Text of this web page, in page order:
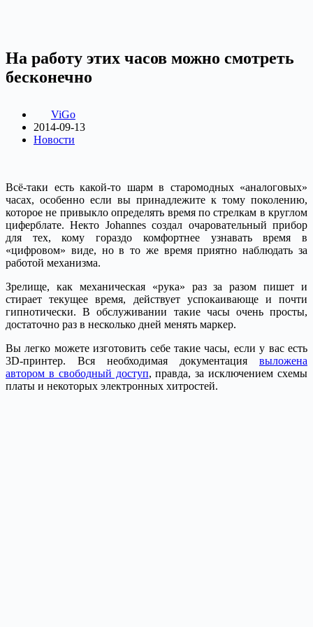
На работу этих часов можно смотреть
бесконечно
ViGo
2014-09-13
Новости
Всё-таки есть какой-то шарм в старомодных «аналоговых»
часах, особенно если вы принадлежите к тому поколению,
которое не привыкло определять время по стрелкам в круглом
циферблате. Некто Johannes создал очаровательный прибор
для тех, кому гораздо комфортнее узнавать время в
«цифровом» виде, но в то же время приятно наблюдать за
работой механизма.
Зрелище, как механическая «рука» раз за разом пишет и
стирает текущее время, действует успокаивающе и почти
гипнотически. В обслуживании такие часы очень просты,
достаточно раз в несколько дней менять маркер.
Вы легко можете изготовить себе такие часы, если у вас есть
3D-принтер. Вся необходимая документация выложена
автором в свободный доступ, правда, за исключением схемы
платы и некоторых электронных хитростей.